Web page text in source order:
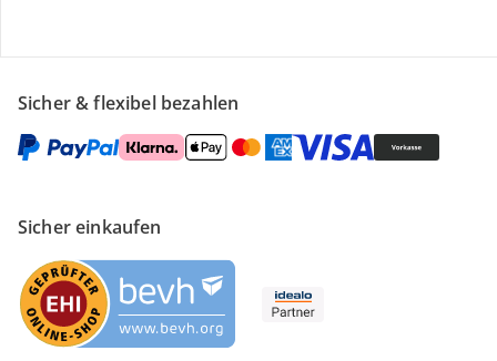
Sicher & flexibel bezahlen
Sicher einkaufen